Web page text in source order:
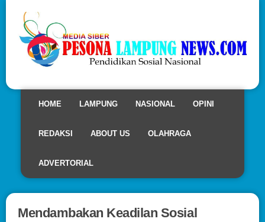
HOME LAMPUNG NASIONAL OPINI
REDAKSI ABOUT US OLAHRAGA
ADVERTORIAL
Mendambakan Keadilan Sosial